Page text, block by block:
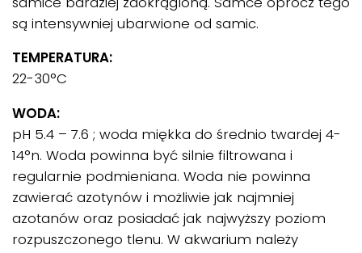
są intensywniej ubarwione od samic.
TEMPERATURA:
22-30°C
WODA:
pH 5.4 – 7.6 ; woda miękka do średnio twardej 4-
14°n. Woda powinna być silnie filtrowana i
regularnie podmieniana. Woda nie powinna
zawierać azotynów i możliwie jak najmniej
azotanów oraz posiadać jak najwyższy poziom
rozpuszczonego tlenu. W akwarium należy